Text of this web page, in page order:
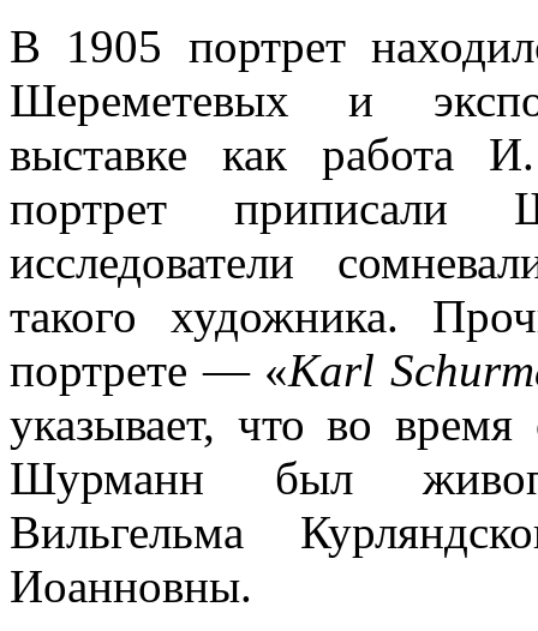
В 1905 портрет
Шереметевых и
выставке как работа
портрет приписали
исследователи
такого художника.
портрете — «Karl
указывает, что во
Шурманн был
Вильгельма
Иоанновны.